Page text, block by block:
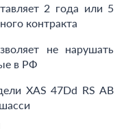
2 года или 5
контракта
не нарушать
в РФ
XAS 47Dd RS AB